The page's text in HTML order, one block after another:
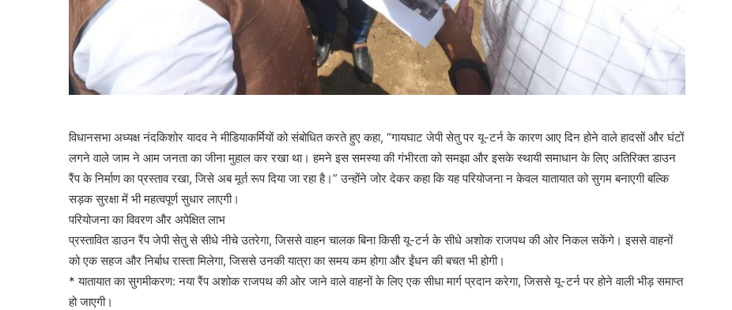
विधानसभा अध्यक्ष नंदकिशोर यादव ने मीडियाकर्मियों को संबोधित करते हुए कहा, “गायघाट जेपी सेतु पर यू-टर्न के कारण आए दिन होने वाले हादसों और घंटों
लगने वाले जाम ने आम जनता का जीना मुहाल कर रखा था। हमने इस समस्या की गंभीरता को समझा और इसके स्थायी समाधान के लिए अतिरिक्त डाउन
रैंप के निर्माण का प्रस्ताव रखा, जिसे अब मूर्त रूप दिया जा रहा है।” उन्होंने जोर देकर कहा कि यह परियोजना न केवल यातायात को सुगम बनाएगी बल्कि
सड़क सुरक्षा में भी महत्वपूर्ण सुधार लाएगी।
परियोजना का विवरण और अपेक्षित लाभ
प्रस्तावित डाउन रैंप जेपी सेतु से सीधे नीचे उतरेगा, जिससे वाहन चालक बिना किसी यू-टर्न के सीधे अशोक राजपथ की ओर निकल सकेंगे। इससे वाहनों
को एक सहज और निर्बाध रास्ता मिलेगा, जिससे उनकी यात्रा का समय कम होगा और ईंधन की बचत भी होगी।
* यातायात का सुगमीकरण: नया रैंप अशोक राजपथ की ओर जाने वाले वाहनों के लिए एक सीधा मार्ग प्रदान करेगा, जिससे यू-टर्न पर होने वाली भीड़ समाप्त
हो जाएगी।